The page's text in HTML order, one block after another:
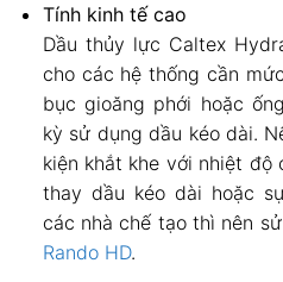
Tính kinh tế cao
Dầu thủy lực Caltex
cho các hệ thống cần
bục gioăng phới hoặc
kỳ sử dụng dầu kéo dài.
kiện khắt khe với nhiệt độ
thay dầu kéo dài hoặc
các nhà chế tạo thì nên
Rando HD.